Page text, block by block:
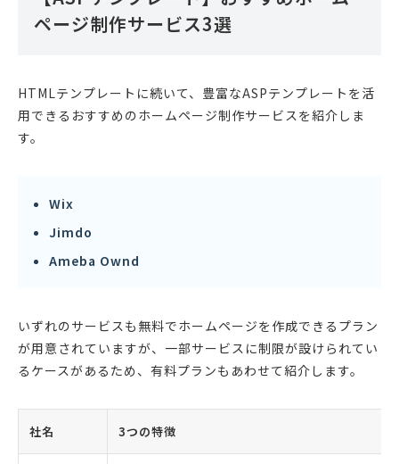
ページ制作サービス3選
HTMLテンプレートに続いて、豊富なASPテンプレートを活
用できるおすすめのホームページ制作サービスを紹介しま
す。
Wix
Jimdo
Ameba Ownd
いずれのサービスも無料でホームページを作成できるプラン
が用意されていますが、一部サービスに制限が設けられてい
るケースがあるため、有料プランもあわせて紹介します。
社名 3つの特徴